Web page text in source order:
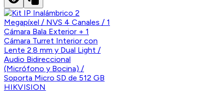
HIKVISION